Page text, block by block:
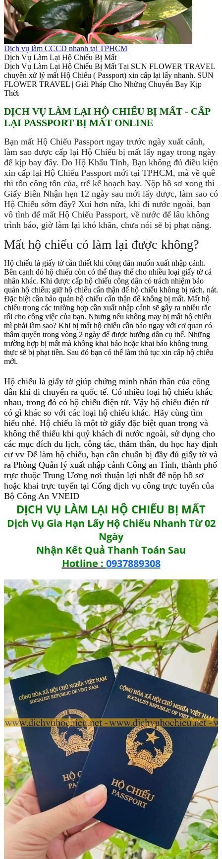
Dịch vụ làm CCCD nhanh tại TPHCM
Dịch Vụ Làm Lại Hộ Chiếu Bị Mất
Dịch Vụ Làm Lại Hộ Chiếu Bị Mất Tại SUN FLOWER TRAVEL
chuyên xử lý mất Hộ Chiếu ( Passport) xin cấp lại lấy nhanh. SUN
FLOWER TRAVEL | Giải Pháp Cho Những Chuyến Bay Kịp
Thời
DỊCH VỤ LÀM LẠI HỘ CHIẾU BỊ MẤT - CẤP
LẠI PASSPORT BỊ MẤT ONLINE
Bạn mất Hộ Chiếu Passport ngay trước ngày xuất cảnh,
làm sao được cấp lại Hộ Chiếu bị mất lấy ngay trong ngày
để kịp bay đây. Do Hộ Khẩu Tỉnh, Bạn không đủ điều kiện
xin cấp lại Hộ Chiếu Passport mới tại TPHCM, mà về quê
thì tốn công tốn của, trễ kế hoạch bay. Nộp hồ sơ xong thì
Giấy Biên Nhận hẹn 12 ngày sau mới lấy được, làm sao có
Hộ Chiếu sớm đây? Xui hơn nữa, khi đi nước ngoài, bạn
vô tình để mất Hộ Chiếu Passport, về nước để lâu không
trình báo, giờ làm lại khó khăn, chưa nói sẽ bị phạt nặng.
Mất hộ chiếu có làm lại được không?
Hộ chiếu là giấy tờ cần thiết khi công dân muốn xuất nhập cảnh.
Bên cạnh đó hộ chiếu còn có thể thay thế cho nhiều loại giấy tờ cá
nhân khác. Khi được cấp hộ chiếu công dân có trách nhiệm bảo
quản hộ chiếu; giữ hộ chiếu cẩn thận để hộ chiếu không bị rách, nát.
Đặc biệt cần bảo quản hộ chiếu cẩn thận để không bị mất. Mất hộ
chiếu trong các trường hợp cần xuất nhập cảnh sẽ gây ra nhiều rắc
rối cho công việc của bạn. Nhưng nếu không may bị mất hộ chiếu
thì phải làm sao? Khi bị mất hộ chiếu cần báo ngay với cơ quan có
thẩm quyền trong vòng 2 ngày để được hướng dẫn cụ thể. Những
trường hợp bị mất mà không khai báo hoặc khai báo không trung
thực sẽ bị phạt tiền. Sau đó bạn có thể làm thủ tục xin cấp hộ chiếu
mới.
Hộ chiếu là giấy tờ giúp chứng minh nhân thân của công
dân khi di chuyển ra quốc tế. Có nhiều loại hộ chiếu khác
nhau, trong đó có hộ chiếu điện tử. Vậy hộ chiếu điện tử
có gì khác so với các loại hộ chiếu khác. Hãy cùng tìm
hiểu nhé. Hộ chiếu là một tờ giấy đặc biệt quan trọng và
không thể thiếu khi quý khách đi nước ngoài, sử dụng cho
các mục đích du lịch, công tác, thăm thân, du học hay định
cư vv Để làm hộ chiếu, bạn cần chuẩn bị đầy đủ giấy tờ và
ra Phòng Quản lý xuất nhập cảnh Công an Tỉnh, thành phố
trực thuộc Trung Ương nơi thuận lợi nhất để nộp hồ sơ
hoặc khai trực tuyến tại Cổng dịch vụ công trực tuyến của
Bộ Công An VNEID
DỊCH VỤ LÀM LẠI HỘ CHIẾU BỊ MẤT
Dịch Vụ Gia Hạn Lấy Hộ Chiếu Nhanh Từ 02
Ngày
Nhận Kết Quả Thanh Toán Sau
Hotline : 0937889308